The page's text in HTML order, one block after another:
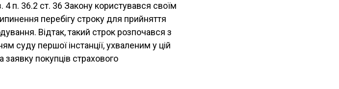
4 п. 36.2 ст. 36 Закону користувався своїм
перебігу строку для прийняття
Відтак, такий строк розпочався з
суду першої інстанції, ухваленим у цій
заявку покупців страхового